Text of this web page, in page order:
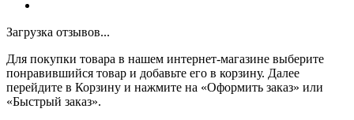
Загрузка отзывов...
Для покупки товара в нашем интернет-магазине выберите
понравившийся товар и добавьте его в корзину. Далее
перейдите в Корзину и нажмите на «Оформить заказ» или
«Быстрый заказ».